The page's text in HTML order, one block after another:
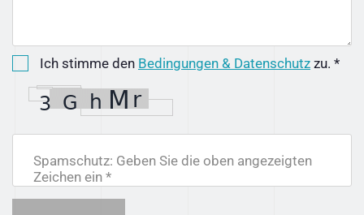
Ich stimme den Bedingungen & Datenschutz zu. *
Spamschutz: Geben Sie die oben angezeigten
Zeichen ein *